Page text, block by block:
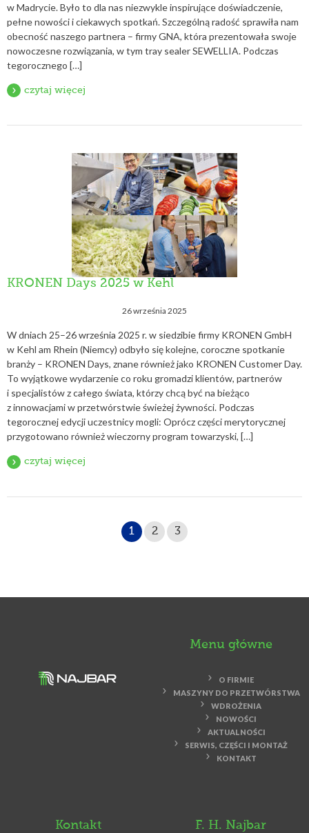
w Madrycie. Było to dla nas niezwykle inspirujące doświadczenie,
pełne nowości i ciekawych spotkań. Szczególną radość sprawiła nam
obecność naszego partnera – firmy GNA, która prezentowała swoje
nowoczesne rozwiązania, w tym tray sealer SEWELLIA. Podczas
tegorocznego […]
czytaj więcej
KRONEN Days 2025 w Kehl
26 września 2025
W dniach 25–26 września 2025 r. w siedzibie firmy KRONEN GmbH
w Kehl am Rhein (Niemcy) odbyło się kolejne, coroczne spotkanie
branży – KRONEN Days, znane również jako KRONEN Customer Day.
To wyjątkowe wydarzenie co roku gromadzi klientów, partnerów
i specjalistów z całego świata, którzy chcą być na bieżąco
z innowacjami w przetwórstwie świeżej żywności. Podczas
tegorocznej edycji uczestnicy mogli: Oprócz części merytorycznej
przygotowano również wieczorny program towarzyski, […]
czytaj więcej
1 2 3
Menu główne
O FIRMIE
MASZYNY DO PRZETWÓRSTWA
WDROŻENIA
NOWOŚCI
AKTUALNOŚCI
SERWIS, CZĘŚCI I MONTAŻ
KONTAKT
Kontakt F. H. Najbar